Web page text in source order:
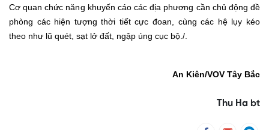
Cơ quan chức năng khuyến cáo các địa phương cần chủ động đề
phòng các hiện tượng thời tiết cực đoan, cùng các hệ lụy kéo
theo như lũ quét, sạt lở đất, ngập úng cục bộ./.
An Kiên/VOV Tây Bắc
Thu Ha bt